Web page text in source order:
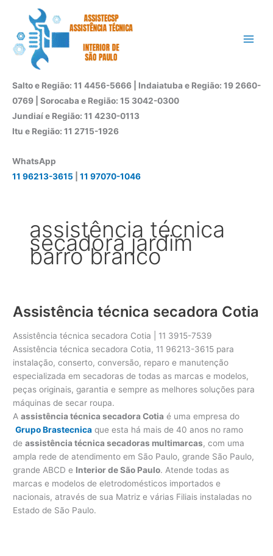
conteúdo
Salto e Região: 11 4456-5666 | Indaiatuba e Região: 19 2660-
0769 | Sorocaba e Região: 15 3042-0300
Jundiaí e Região: 11 4230-0113
Itu e Região: 11 2715-1926
WhatsApp
11 96213-3615
11 97070-1046
assistência técnica
secadora jardim
barro branco
Assistência técnica secadora Cotia
Assistência técnica secadora Cotia | 11 3915-7539
Assistência técnica secadora Cotia, 11 96213-3615 para
instalação, conserto, conversão, reparo e manutenção
especializada em secadoras de todas as marcas e modelos,
peças originais, garantia e sempre as melhores soluções para
máquinas de secar roupa.
Aassistência técnica secadora Cotia é uma empresa do
Grupo Brastecnica que esta há mais de 40 anos no ramo
deassistência técnica secadoras multimarcas, com uma
ampla rede de atendimento em São Paulo, grande São Paulo,
grande ABCD e Interior de São Paulo. Atende todas as
marcas e modelos de eletrodomésticos importados e
nacionais, através de sua Matriz e várias Filiais instaladas no
Estado de São Paulo.